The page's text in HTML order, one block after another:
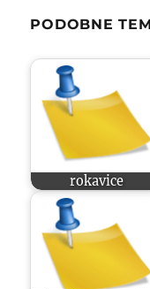
PODOBNE
rokavice